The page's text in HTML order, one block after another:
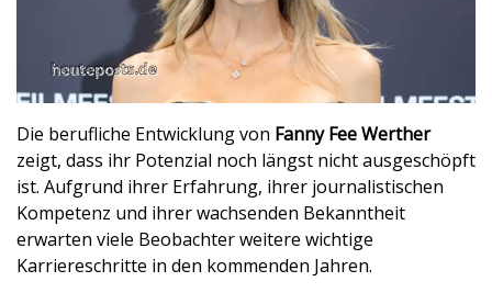
Die berufliche Entwicklung von Fanny Fee Werther
zeigt, dass ihr Potenzial noch längst nicht ausgeschöpft
ist. Aufgrund ihrer Erfahrung, ihrer journalistischen
Kompetenz und ihrer wachsenden Bekanntheit
erwarten viele Beobachter weitere wichtige
Karriereschritte in den kommenden Jahren.